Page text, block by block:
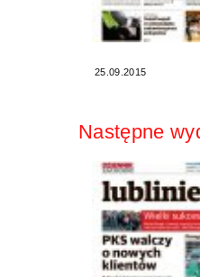
25.09.2015
Następne